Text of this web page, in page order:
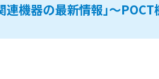
連機器の最新情報」～